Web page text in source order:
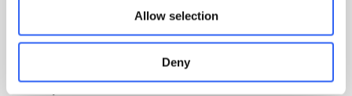
Allow selection
Deny
Find os her